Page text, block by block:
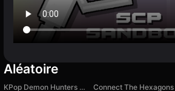
Aléatoire
KPop Demon Hunters Playground Connect The Hexagons